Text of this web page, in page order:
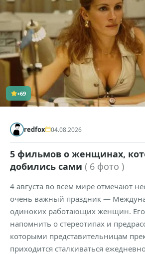
+69
redfox 04.08.2026
5 фильмов о женщинах,
добились сами ( 6 фото )
4 августа во всем мире отмечают
очень важный праздник —
одиноких работающих женщин.
напомнить о стереотипах и
которыми представительницам
приходится сталкиваться